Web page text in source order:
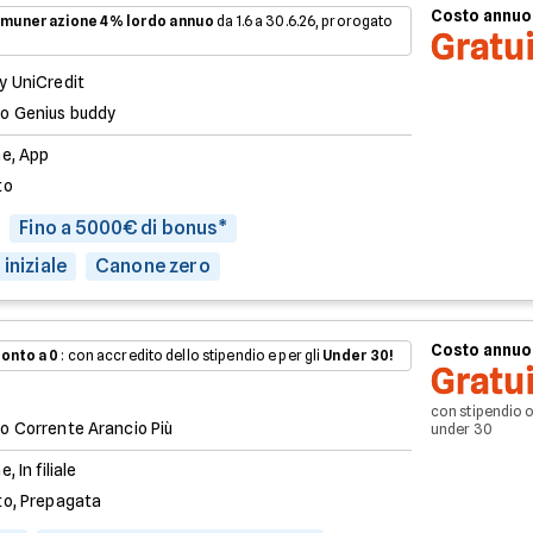
4% lordo annuo da 1.6 a 30.6.26, prorogato
UniCredit
Genius buddy
App
Fino a 5000€ di bonus*
Canone zero
Costo annuo
a 0 : con accredito dello stipendio e per gli Under 30!
Corrente Arancio Più
In filiale
Prepagata
Costo annuo
con stipendio
under 30